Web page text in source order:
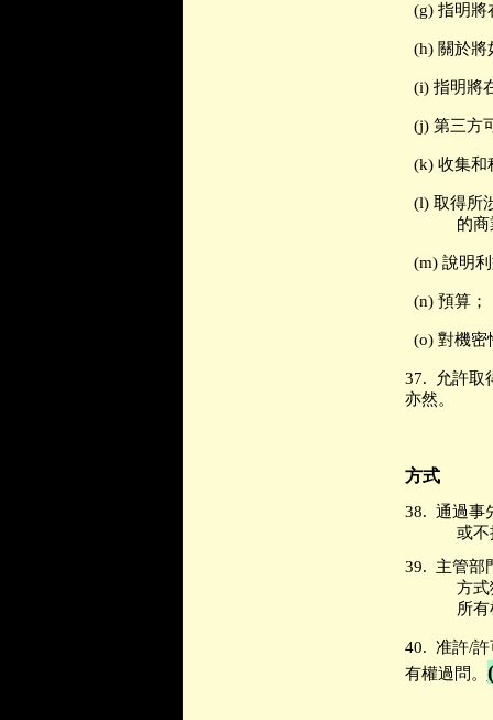
(g) 指明將
(h) 關於將
(i) 指明將
(j) 第三方
(k) 收集和
(l) 取得所
的
(m) 說明
(n) 預算；
(o) 對機密
37.
允許取
亦然。
方式
38. 通過事
或
39. 主管部
方
所
40. 准許/許
有權過問。